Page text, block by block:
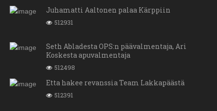
Juhamatti Aaltonen palaa Kärppiin
512931
Seth Abladesta OPS:n päävalmentaja, Ari
Koskesta apuvalmentaja
512498
Etta hakee revanssia Team Lakkapäästä
512391